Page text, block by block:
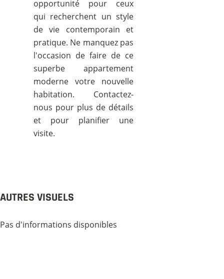
opportunité pour ceux
qui recherchent un style
de vie contemporain et
pratique. Ne manquez pas
l'occasion de faire de ce
superbe appartement
moderne votre nouvelle
habitation. Contactez-
nous pour plus de détails
et pour planifier une
visite.
AUTRES VISUELS
Pas d'informations disponibles